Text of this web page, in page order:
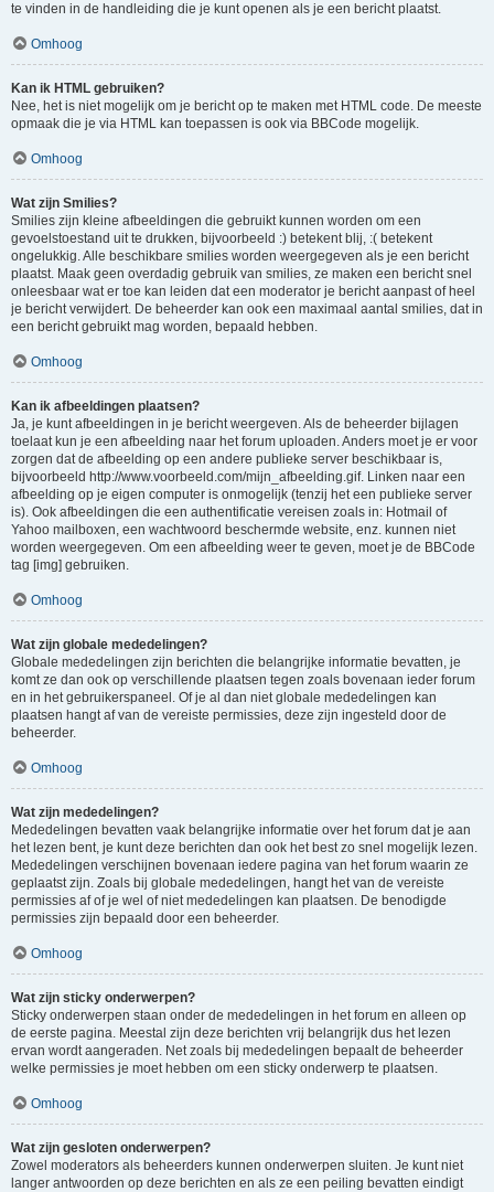
te vinden in de handleiding die je kunt openen als je een bericht plaatst.
Omhoog
Kan ik HTML gebruiken?
Nee, het is niet mogelijk om je bericht op te maken met HTML code. De meeste
opmaak die je via HTML kan toepassen is ook via BBCode mogelijk.
Omhoog
Wat zijn Smilies?
Smilies zijn kleine afbeeldingen die gebruikt kunnen worden om een
gevoelstoestand uit te drukken, bijvoorbeeld :) betekent blij, :( betekent
ongelukkig. Alle beschikbare smilies worden weergegeven als je een bericht
plaatst. Maak geen overdadig gebruik van smilies, ze maken een bericht snel
onleesbaar wat er toe kan leiden dat een moderator je bericht aanpast of heel
je bericht verwijdert. De beheerder kan ook een maximaal aantal smilies, dat in
een bericht gebruikt mag worden, bepaald hebben.
Omhoog
Kan ik afbeeldingen plaatsen?
Ja, je kunt afbeeldingen in je bericht weergeven. Als de beheerder bijlagen
toelaat kun je een afbeelding naar het forum uploaden. Anders moet je er voor
zorgen dat de afbeelding op een andere publieke server beschikbaar is,
bijvoorbeeld http://www.voorbeeld.com/mijn_afbeelding.gif. Linken naar een
afbeelding op je eigen computer is onmogelijk (tenzij het een publieke server
is). Ook afbeeldingen die een authentificatie vereisen zoals in: Hotmail of
Yahoo mailboxen, een wachtwoord beschermde website, enz. kunnen niet
worden weergegeven. Om een afbeelding weer te geven, moet je de BBCode
tag [img] gebruiken.
Omhoog
Wat zijn globale mededelingen?
Globale mededelingen zijn berichten die belangrijke informatie bevatten, je
komt ze dan ook op verschillende plaatsen tegen zoals bovenaan ieder forum
en in het gebruikerspaneel. Of je al dan niet globale mededelingen kan
plaatsen hangt af van de vereiste permissies, deze zijn ingesteld door de
beheerder.
Omhoog
Wat zijn mededelingen?
Mededelingen bevatten vaak belangrijke informatie over het forum dat je aan
het lezen bent, je kunt deze berichten dan ook het best zo snel mogelijk lezen.
Mededelingen verschijnen bovenaan iedere pagina van het forum waarin ze
geplaatst zijn. Zoals bij globale mededelingen, hangt het van de vereiste
permissies af of je wel of niet mededelingen kan plaatsen. De benodigde
permissies zijn bepaald door een beheerder.
Omhoog
Wat zijn sticky onderwerpen?
Sticky onderwerpen staan onder de mededelingen in het forum en alleen op
de eerste pagina. Meestal zijn deze berichten vrij belangrijk dus het lezen
ervan wordt aangeraden. Net zoals bij mededelingen bepaalt de beheerder
welke permissies je moet hebben om een sticky onderwerp te plaatsen.
Omhoog
Wat zijn gesloten onderwerpen?
Zowel moderators als beheerders kunnen onderwerpen sluiten. Je kunt niet
langer antwoorden op deze berichten en als ze een peiling bevatten eindigt